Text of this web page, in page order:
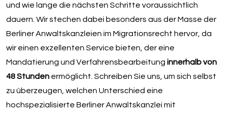
und wie lange die nächsten Schritte voraussichtlich
dauern. Wir stechen dabei besonders aus der Masse der
Berliner Anwaltskanzleien im Migrationsrecht hervor, da
wir einen exzellenten Service bieten, der eine
Mandatierung und Verfahrensbearbeitung innerhalb von
48 Stundenermöglicht. Schreiben Sie uns, um sich selbst
zu überzeugen, welchen Unterschied eine
hochspezialisierte Berliner Anwaltskanzlei mit